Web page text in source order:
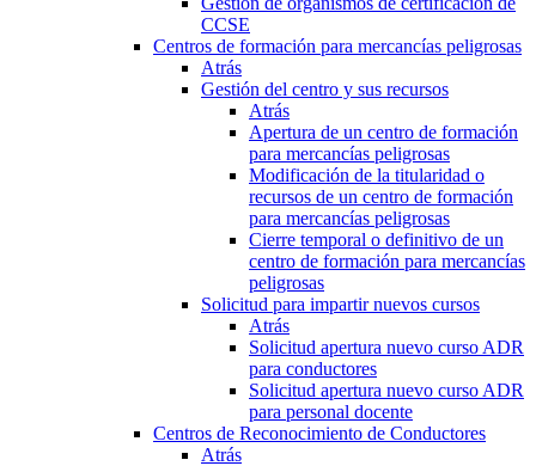
CCSE
Centros de formación para mercancías peligrosas
Atrás
Gestión del centro y sus recursos
Atrás
Apertura de un centro de formación
para mercancías peligrosas
Modificación de la titularidad o
recursos de un centro de formación
para mercancías peligrosas
Cierre temporal o definitivo de un
centro de formación para mercancías
peligrosas
Solicitud para impartir nuevos cursos
Atrás
Solicitud apertura nuevo curso ADR
para conductores
Solicitud apertura nuevo curso ADR
para personal docente
Centros de Reconocimiento de Conductores
Atrás